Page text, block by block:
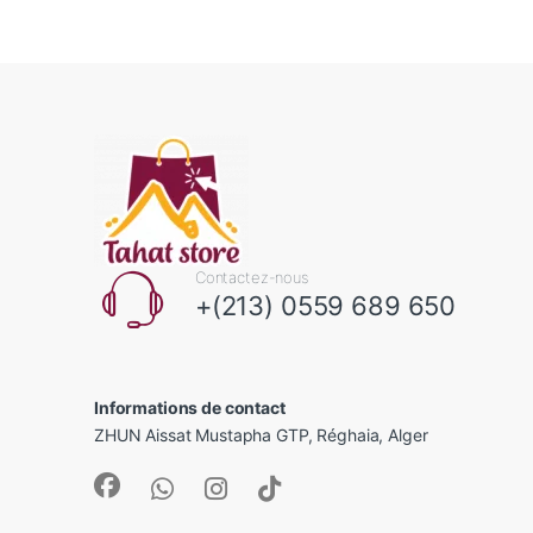
Contactez-nous
+(213) 0559 689 650
Informations de contact
ZHUN Aissat Mustapha GTP, Réghaia, Alger